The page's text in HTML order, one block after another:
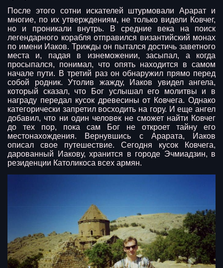
После этого сотни искателей штурмовали Арарат и
многие, по их утверждениям, не только видели Ковчег,
но и проникали внутрь. В средние века на поиск
легендарного корабля отправился византийский монах
по имени Иаков. Трижды он пытался достичь заветного
места и, падая в изнеможении, засыпал, а когда
просыпался, понимал, что опять находится в самом
начале пути. В третий раз он обнаружил прямо перед
собой родник. Утолив жажду, Иаков увидел ангела,
который сказал, что Бог услышал его молитвы и в
награду передал кусок древесины от Ковчега. Однако
категорически запретил восходить на гору. И еще ангел
добавил, что ни один человек не сможет найти Ковчег
до тех пор, пока сам Бог не откроет тайну его
местонахождения. Вернувшись с Арарата, Иаков
описал свое путешествие. Сегодня кусок Ковчега,
дарованный Иакову, хранится в городе Эчмиадзин, в
резиденции Католикоса всех армян.